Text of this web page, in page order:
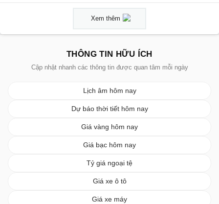
Xem thêm
THÔNG TIN HỮU ÍCH
Cập nhật nhanh các thông tin được quan tâm mỗi ngày
Lịch âm hôm nay
Dự báo thời tiết hôm nay
Giá vàng hôm nay
Giá bạc hôm nay
Tỷ giá ngoại tệ
Giá xe ô tô
Giá xe máy